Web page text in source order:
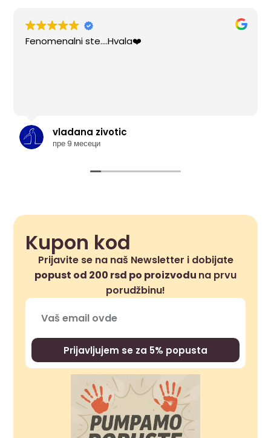
Fenomenalni ste....Hvala❤️
vladana zivotic
пре 9 месеци
Kupon kod
Prijavite se na naš Newsletter i dobijate
popust od 200 rsd po proizvodu na prvu
porudžbinu!
Prijavljujem se za 5% popusta